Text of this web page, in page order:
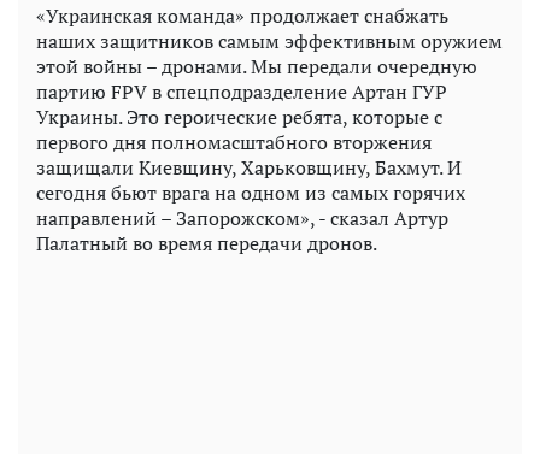
«Украинская команда» продолжает снабжать
наших защитников самым эффективным оружием
этой войны – дронами. Мы передали очередную
партию FPV в спецподразделение Артан ГУР
Украины. Это героические ребята, которые с
первого дня полномасштабного вторжения
защищали Киевщину, Харьковщину, Бахмут. И
сегодня бьют врага на одном из самых горячих
направлений – Запорожском», - сказал Артур
Палатный во время передачи дронов.